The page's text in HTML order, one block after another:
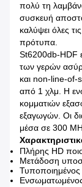
πολύ τη
συσκευή
καλύψει όλες
πρότυπα.
St6200db-HDF
των γερών
και non-line-of-
από 1 χλμ. Η
κομματιών
εξαγωγών. Οι
μέσα σε 300
Πλήρης HD
Μετάδοση
Τυποποιημένος